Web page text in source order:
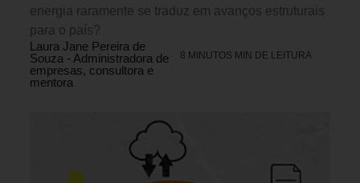
energia raramente se traduz em avanços estruturais
para o país?
Laura Jane Pereira de
Souza - Administradora de
empresas, consultora e
mentora
8 MINUTOS MIN DE LEITURA